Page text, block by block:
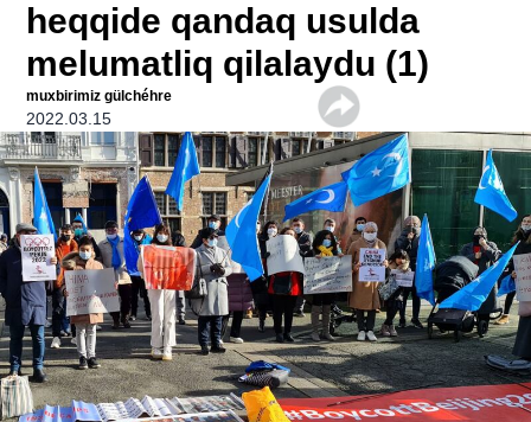
heqqide qandaq usulda
melumatliq qilalaydu (1)
muxbirimiz gülchéhre
2022.03.15